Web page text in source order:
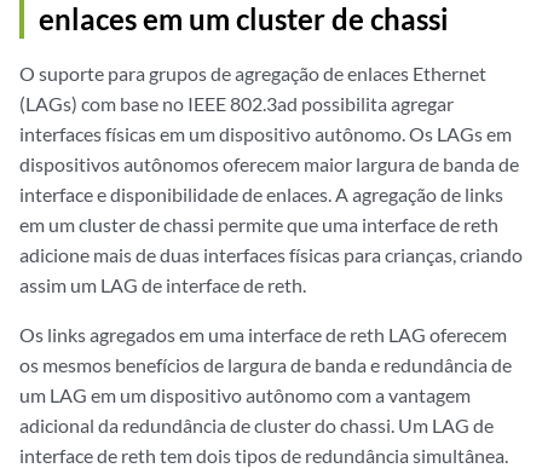
enlaces em um cluster de chassi
O suporte para grupos de agregação de enlaces Ethernet
(LAGs) com base no IEEE 802.3ad possibilita agregar
interfaces físicas em um dispositivo autônomo. Os LAGs em
dispositivos autônomos oferecem maior largura de banda de
interface e disponibilidade de enlaces. A agregação de links
em umcluster de chassi permite que uma interface de reth
adicione mais de duas interfaces físicas para crianças, criando
assim um LAG de interface de reth.
Os links agregados em uma interface de reth LAG oferecem
os mesmos benefícios de largura de banda e redundância de
um LAG em um dispositivo autônomo com a vantagem
adicional da redundância de cluster do chassi. Um LAG de
interface de reth tem dois tipos de redundância simultânea.